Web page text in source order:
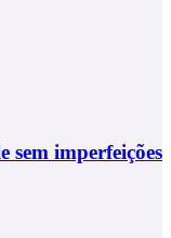
sem imperfeições